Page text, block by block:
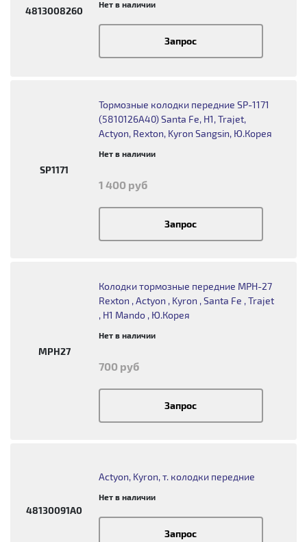
4813008260
Нет в наличии
Запрос
SP1171
Тормозные колодки передние SP-1171
(5810126A40) Santa Fe, H1, Trajet,
Actyon, Rexton, Kyron Sangsin, Ю.Корея
Нет в наличии
1 400 руб
Запрос
MPH27
Колодки тормозные передние MPH-27
Rexton , Actyon , Kyron , Santa Fe , Trajet
, H1 Mando , Ю.Корея
Нет в наличии
700 руб
Запрос
48130091A0
Actyon, Kyron, т. колодки передние
Нет в наличии
Запрос